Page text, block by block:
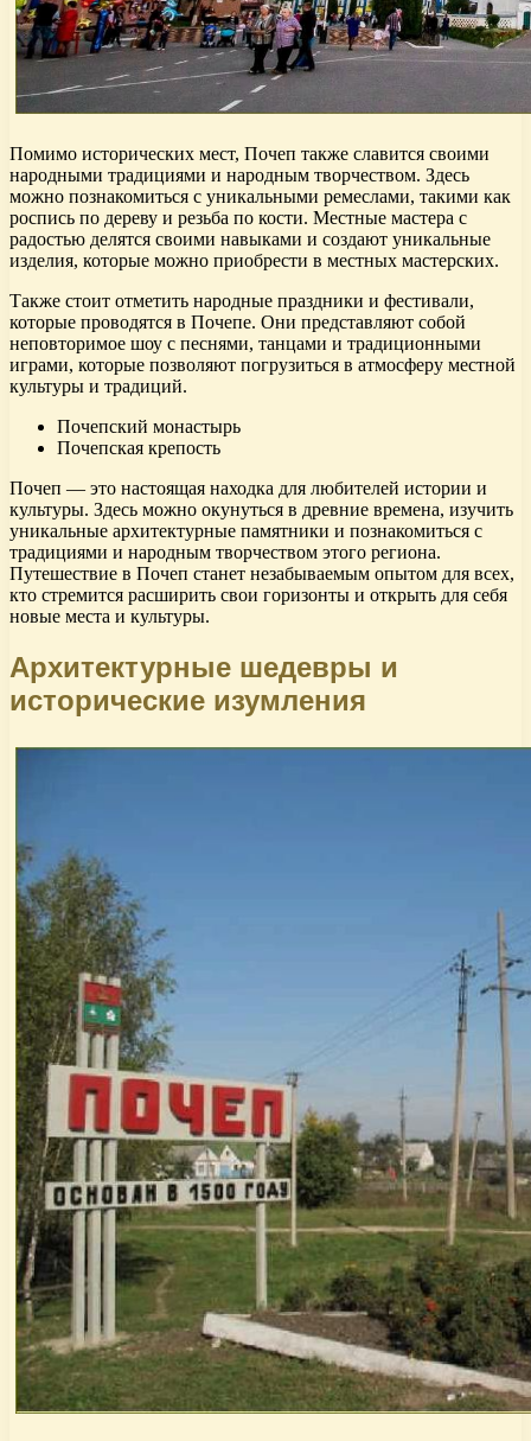
Помимо исторических мест, Почеп также славится своими
народными традициями и народным творчеством. Здесь
можно познакомиться с уникальными ремеслами, такими как
роспись по дереву и резьба по кости. Местные мастера с
радостью делятся своими навыками и создают уникальные
изделия, которые можно приобрести в местных мастерских.
Также стоит отметить народные праздники и фестивали,
которые проводятся в Почепе. Они представляют собой
неповторимое шоу с песнями, танцами и традиционными
играми, которые позволяют погрузиться в атмосферу местной
культуры и традиций.
Почепский монастырь
Почепская крепость
Почеп — это настоящая находка для любителей истории и
культуры. Здесь можно окунуться в древние времена, изучить
уникальные архитектурные памятники и познакомиться с
традициями и народным творчеством этого региона.
Путешествие в Почеп станет незабываемым опытом для всех,
кто стремится расширить свои горизонты и открыть для себя
новые места и культуры.
Архитектурные шедевры и
исторические изумления